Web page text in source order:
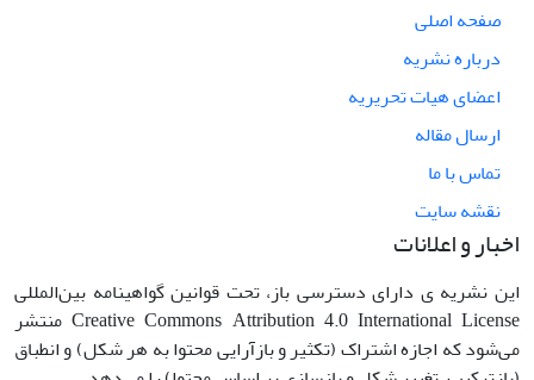
صفحه اصلی
درباره نشریه
اعضای هیات تحریریه
ارسال مقاله
تماس با ما
نقشه سایت
اخبار و اعلانات
این نشریه ی دارای دسترسی باز، تحت قوانین گواهینامه بین‌المللی
Creative Commons Attribution 4.0 International License منتشر
می‌شود که اجازه اشتراک (تکثیر و بازآرایی محتوا به هر شکل) و انطباق